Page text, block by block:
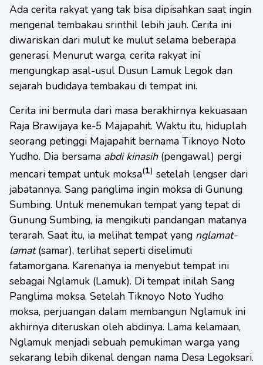
Ada cerita rakyat yang tak bisa dipisahkan saat ingin
mengenal tembakau srinthil lebih jauh. Cerita ini
diwariskan dari mulut ke mulut selama beberapa
generasi. Menurut warga, cerita rakyat ini
mengungkap asal-usul Dusun Lamuk Legok dan
sejarah budidaya tembakau di tempat ini.
Cerita ini bermula dari masa berakhirnya kekuasaan
Raja Brawijaya ke-5 Majapahit. Waktu itu, hiduplah
seorang petinggi Majapahit bernama Tiknoyo Noto
Yudho. Dia bersama abdi kinasih(pengawal) pergi
mencari tempat untuk moksa(1) setelah lengser dari
jabatannya. Sang panglima ingin moksa di Gunung
Sumbing. Untuk menemukan tempat yang tepat di
Gunung Sumbing, ia mengikuti pandangan matanya
terarah. Saat itu, ia melihat tempat yang nglamat-
lamat(samar), terlihat seperti diselimuti
fatamorgana. Karenanya ia menyebut tempat ini
sebagai Nglamuk (Lamuk). Di tempat inilah Sang
Panglima moksa. Setelah Tiknoyo Noto Yudho
moksa, perjuangan dalam membangun Nglamuk ini
akhirnya diteruskan oleh abdinya. Lama kelamaan,
Nglamuk menjadi sebuah pemukiman warga yang
sekarang lebih dikenal dengan nama Desa Legoksari.